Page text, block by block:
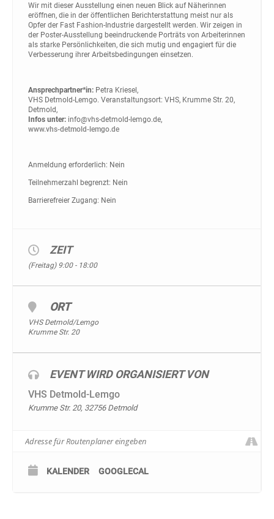
Wir mit dieser Ausstellung einen neuen Blick auf Näherinnen
eröffnen, die in der öffentlichen Berichterstattung meist nur als
Opfer der Fast Fashion-Industrie dargestellt werden. Wir zeigen in
der Poster-Ausstellung beeindruckende Porträts von Arbeiterinnen
als starke Persönlichkeiten, die sich mutig und engagiert für die
Verbesserung ihrer Arbeitsbedingungen einsetzen.
Ansprechpartner*in: Petra Kriesel,
VHS Detmold-Lemgo. Veranstaltungsort: VHS, Krumme Str. 20,
Detmold,
Infos ­unter: info@vhs-detmold-lemgo.de,
www.vhs-detmold-lemgo.de
Anmeldung erforderlich: Nein
Teilnehmerzahl begrenzt: Nein
Barrierefreier Zugang: Nein
ZEIT
(Freitag) 9:00 - 18:00
ORT
VHS Detmold/Lemgo
Krumme Str. 20
EVENT WIRD ORGANISIERT VON
VHS Detmold-Lemgo
Krumme Str. 20, 32756 Detmold
KALENDER GOOGLECAL